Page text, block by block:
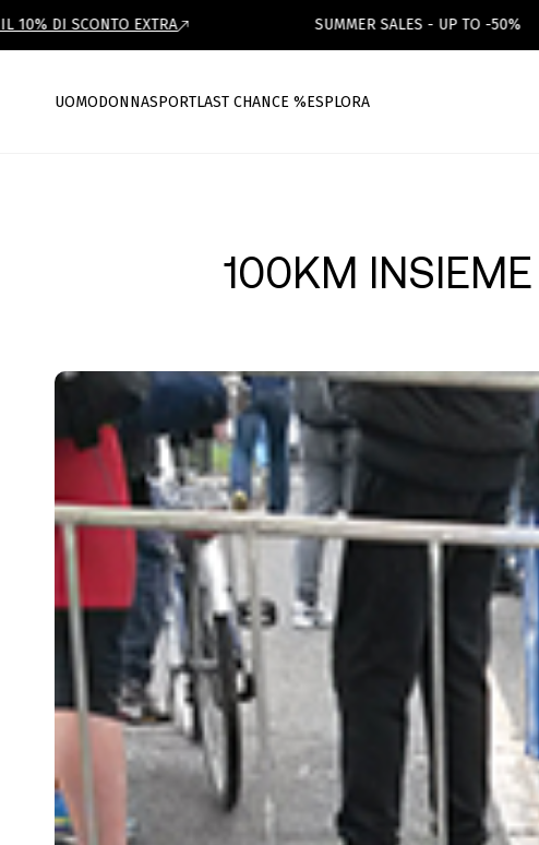
EXTRA SUMMER SALES - UP TO -50%
UOMODONNASPORTLAST CHANCE %ESPLORA
100KM